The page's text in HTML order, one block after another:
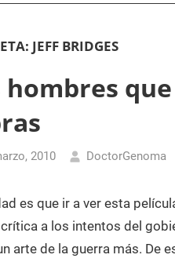
JEFF BRIDGES
hombres
2010 DoctorGenoma
es que ir a ver esta
crítica a los intentos del
arte de la guerra más. De